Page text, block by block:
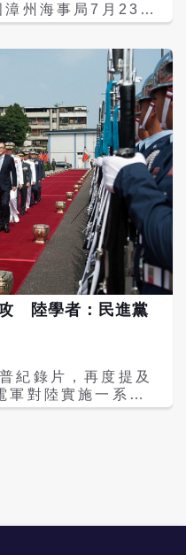
東山島附近的台灣
里。此舉發生在美
Rubio）與中國外交
明顯釋放政治與軍
對台施壓已不再侷
逐步發展為結合軍
透與網路攻擊的混
習測試
海巡、民航與商船
察美國及周邊國家
全面戰爭門檻，卻
更值得關注
是這類演訓是否逐
商船盤查等行動相
慣軍演與禁航公
中取得更大的操作
而非直接出動海
海上執法」。中國
海上力量。北京可
與驅離，同時降低
奏。 網攻與滲
陸學者：民進黨
紀錄片，再度提及
軍對陸實施一系列
29日）引述北京交
軍工、科研等重要
戰略情報，進而遏